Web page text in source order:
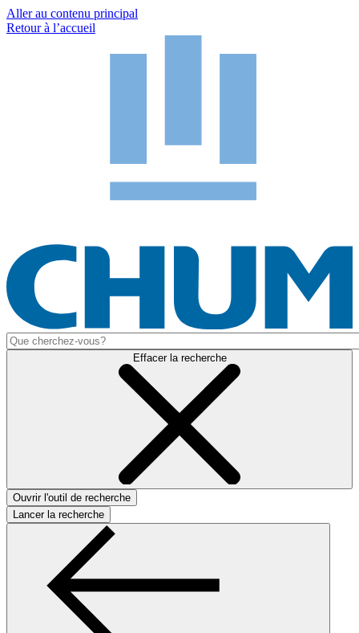
Aller au contenu principal
Retour à l’accueil
Effacer la recherche
Ouvrir l'outil de recherche
Lancer la recherche